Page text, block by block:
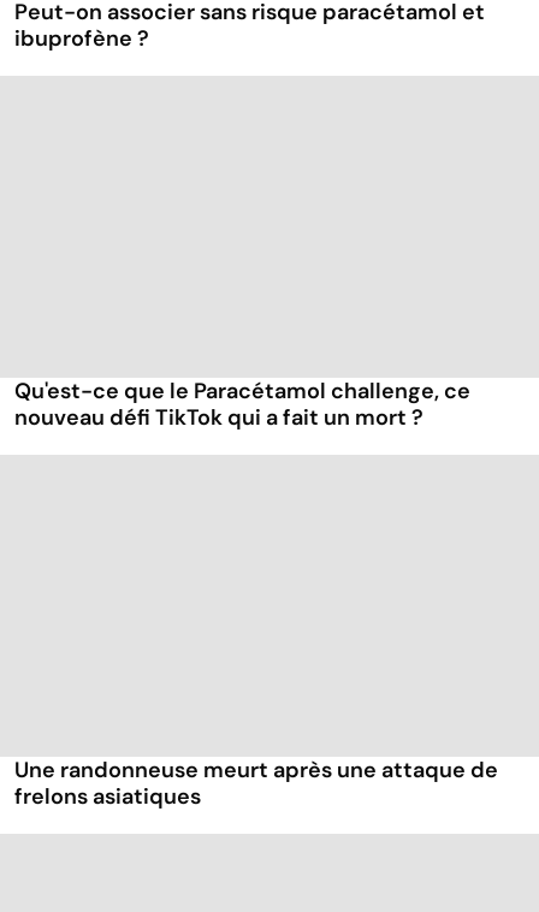
Peut-on associer sans risque paracétamol et
ibuprofène ?
Qu'est-ce que le Paracétamol challenge, ce
nouveau défi TikTok qui a fait un mort ?
Une randonneuse meurt après une attaque de
frelons asiatiques